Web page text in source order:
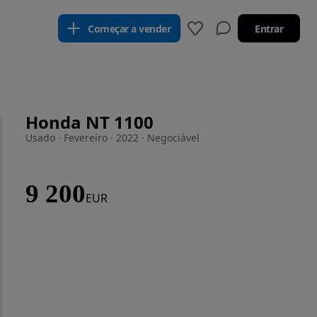
Começar a vender Entrar
Honda NT 1100
Usado · Fevereiro · 2022 · Negociável
9 200EUR